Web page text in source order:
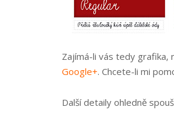
Zajímá-li vás tedy grafika,
Google+. Chcete-li mi
Další detaily ohledně